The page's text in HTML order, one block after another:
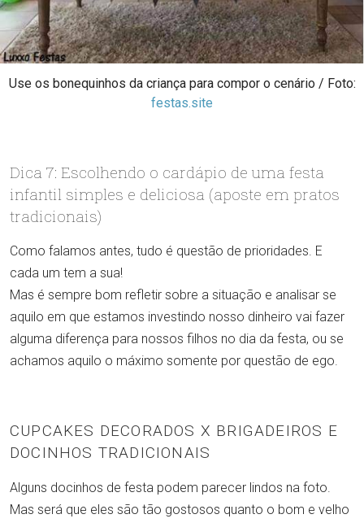
Use os bonequinhos da criança para compor o cenário / Foto:
festas.site
Dica 7: Escolhendo o cardápio de uma festa
infantil simples e deliciosa (aposte em pratos
tradicionais)
Como falamos antes, tudo é questão de prioridades. E
cada um tem a sua!
Mas é sempre bom refletir sobre a situação e analisar se
aquilo em que estamos investindo nosso dinheiro vai fazer
alguma diferença para nossos filhos no dia da festa, ou se
achamos aquilo o máximo somente por questão de ego.
CUPCAKES DECORADOS X BRIGADEIROS E
DOCINHOS TRADICIONAIS
Alguns docinhos de festa podem parecer lindos na foto.
Mas será que eles são tão gostosos quanto o bom e velho